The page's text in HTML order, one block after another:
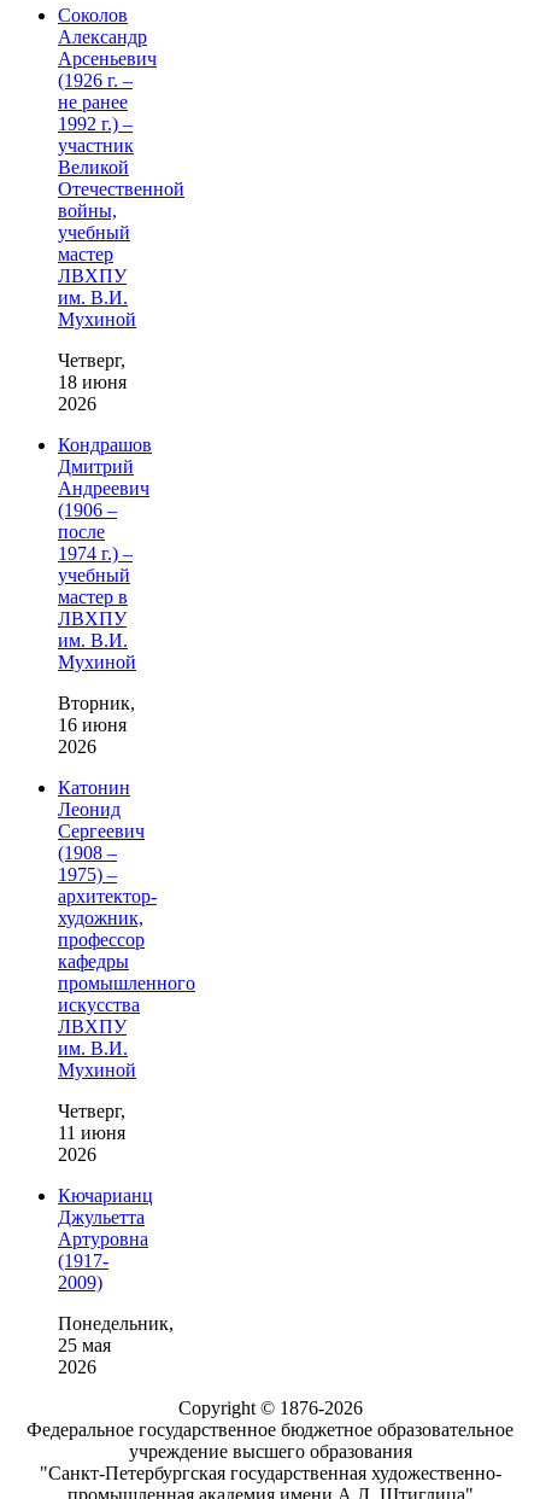
Соколов
Александр
Арсеньевич
(1926 г. –
не ранее
1992 г.) –
участник
Великой
Отечественной
войны,
учебный
мастер
ЛВХПУ
им. В.И.
Мухиной
Четверг,
18 июня
2026
Кондрашов
Дмитрий
Андреевич
(1906 –
после
1974 г.) –
учебный
мастер в
ЛВХПУ
им. В.И.
Мухиной
Вторник,
16 июня
2026
Катонин
Леонид
Сергеевич
(1908 –
1975) –
архитектор-
художник,
профессор
кафедры
промышленного
искусства
ЛВХПУ
им. В.И.
Мухиной
Четверг,
11 июня
2026
Кючарианц
Джульетта
Артуровна
(1917-
2009)
Понедельник,
25 мая
2026
Copyright © 1876-2026
Федеральное государственное бюджетное образовательное
учреждение высшего образования
"Санкт-Петербургская государственная художественно-